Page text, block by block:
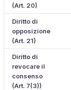
(Art. 20)
Diritto di
opposizione
(Art. 21)
Diritto di
revocare il
consenso
(Art. 7(3))